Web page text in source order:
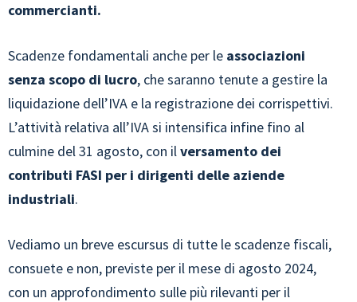
commercianti.
Scadenze fondamentali anche per le associazioni
senza scopo di lucro, che saranno tenute a gestire la
liquidazione dell’IVA e la registrazione dei corrispettivi.
L’attività relativa all’IVA si intensifica infine fino al
culmine del 31 agosto, con ilversamento dei
contributi FASI per i dirigenti delle aziende
industriali.
Vediamo un breve escursus di tutte le scadenze fiscali,
consuete e non, previste per il mese di agosto 2024,
con un approfondimento sulle più rilevanti per il